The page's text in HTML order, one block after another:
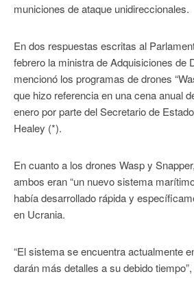
municiones de ataque unidireccionales.
En dos respuestas escritas al
febrero la ministra de Adquisiciones de
mencionó los programas de drones
que hizo referencia en una cena anual
enero por parte del Secretario de
Healey (*).
En cuanto a los drones Wasp y
ambos eran “un nuevo sistema
había desarrollado rápida y
en Ucrania.
“El sistema se encuentra actualmente
darán más detalles a su debido